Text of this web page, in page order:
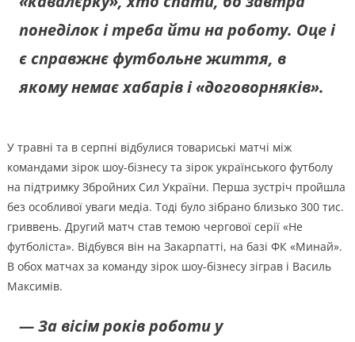
понеділок і треба йти на роботу. Оце і
є справжнє футбольне життя, в
якому немає хабарів і «договорняків».
У травні та в серпні відбулися товариські матчі між
командами зірок шоу-бізнесу та зірок українського футболу
на підтримку Збройних Сил України. Перша зустріч пройшла
без особливої уваги медіа. Тоді було зібрано близько 300 тис.
гриввень. Другий матч став темою чергової серії «Не
футболіста». Відбувся він на Закарпатті, на базі ФК «Минай».
В обох матчах за команду зірок шоу-бізнесу зіграв і Василь
Максимів.
— За вісім років роботи у